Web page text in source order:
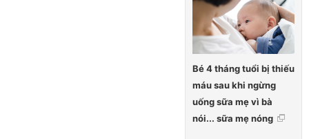
Bé 4 tháng tuổi bị thiếu
máu sau khi ngừng
uống sữa mẹ vì bà
nói... sữa mẹ nóng